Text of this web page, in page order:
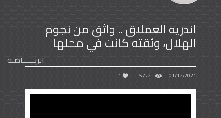
اندريه العملاق .. واثق من نجوم
الهلال، وثقته كانت في محلها
الريــــــاضـة
01/12/2021
5722
1